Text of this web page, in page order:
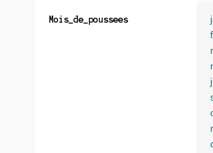
Mois_de_poussees